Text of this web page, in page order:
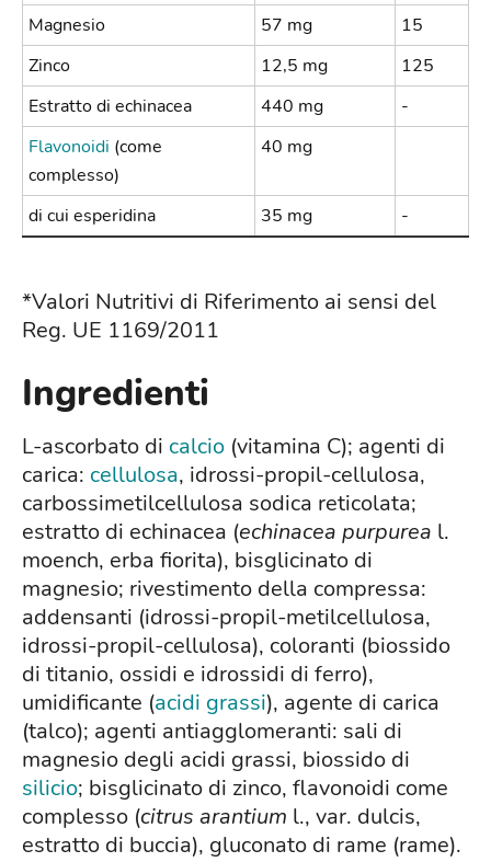
Magnesio 57 mg
15
Zinco
12,5 mg
125
Estratto di echinacea
440 mg
-
Flavonoidi (come
complesso)
40 mg
di cui esperidina 35 mg -
*Valori Nutritivi di Riferimento ai sensi del
Reg. UE 1169/2011
Ingredienti
L-ascorbato di calcio (vitamina C); agenti di
carica: cellulosa, idrossi-propil-cellulosa,
carbossimetilcellulosa sodica reticolata;
estratto di echinacea (echinacea purpurea l.
moench, erba fiorita), bisglicinato di
magnesio; rivestimento della compressa:
addensanti (idrossi-propil-metilcellulosa,
idrossi-propil-cellulosa), coloranti (biossido
di titanio, ossidi e idrossidi di ferro),
umidificante (acidi grassi), agente di carica
(talco); agenti antiagglomeranti: sali di
magnesio degli acidi grassi, biossido di
silicio; bisglicinato di zinco, flavonoidi come
complesso (citrus arantium l., var. dulcis,
estratto di buccia), gluconato di rame (rame).